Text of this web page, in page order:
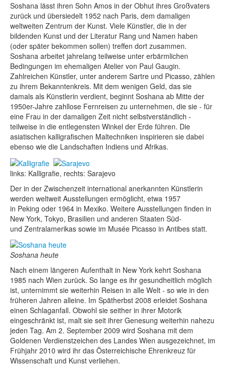
Soshana lässt ihren Sohn Amos in der Obhut ihres Großvaters
zurück und übersiedelt 1952 nach Paris, dem damaligen
weltweiten Zentrum der Kunst. Viele Künstler, die in der
bildenden Kunst und der Literatur Rang und Namen haben
(oder später bekommen sollen) treffen dort zusammen.
Soshana arbeitet jahrelang teilweise unter erbärmlichen
Bedingungen im ehemaligen Atelier von Paul Gaugin.
Zahlreichen Künstler, unter anderem Sartre und Picasso, zählen
zu ihrem Bekanntenkreis. Mit dem wenigen Geld, das sie
damals als Künstlerin verdient, beginnt Soshana ab Mitte der
1950er-Jahre zahllose Fernreisen zu unternehmen, die sie - für
eine Frau in der damaligen Zeit nicht selbstverständlich -
teilweise in die entlegensten Winkel der Erde führen. Die
asiatischen kalligrafischen Maltechniken inspirieren sie dabei
ebenso wie die Landschaften Indiens und Afrikas.
links: Kalligrafie, rechts: Sarajevo
Der in der Zwischenzeit international anerkannten Künstlerin
werden weltweit Ausstellungen ermöglicht, etwa 1957
in Peking oder 1964 in Mexiko. Weitere Ausstellungen finden in
New York, Tokyo, Brasilien und anderen Staaten Süd-
und Zentralamerikas sowie im Musée Picasso in Antibes statt.
Soshana heute
Nach einem längeren Aufenthalt in New York kehrt Soshana
1985 nach Wien zurück. So lange es ihr gesundheitlich möglich
ist, unternimmt sie weiterhin Reisen in alle Welt - so wie in den
früheren Jahren alleine. Im Spätherbst 2008 erleidet Soshana
einen Schlaganfall. Obwohl sie seither in ihrer Motorik
eingeschränkt ist, malt sie seit ihrer Genesung weiterhin nahezu
jeden Tag. Am 2. September 2009 wird Soshana mit dem
Goldenen Verdienstzeichen des Landes Wien ausgezeichnet, im
Frühjahr 2010 wird ihr das Österreichische Ehrenkreuz für
Wissenschaft und Kunst verliehen.